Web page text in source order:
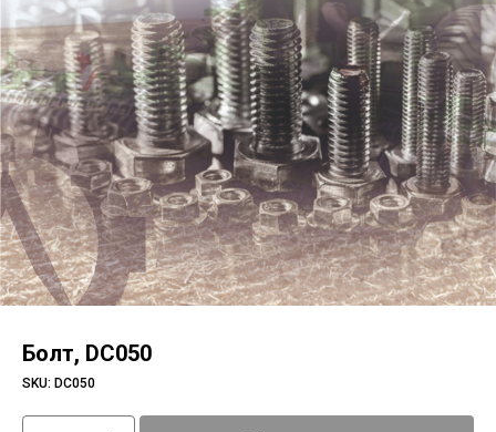
Болт, DC050
SKU: DC050